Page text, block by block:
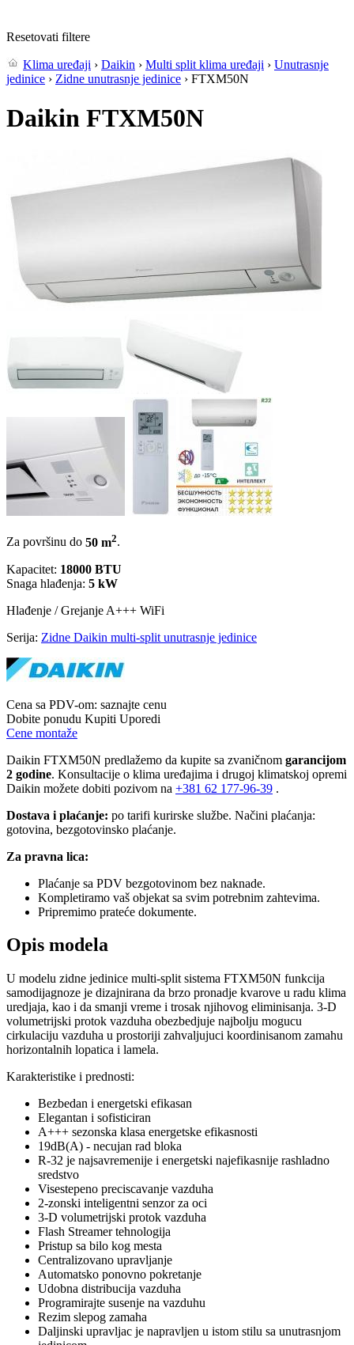
Resetovati filtere
Klima uređaji › Daikin › Multi split klima uređaji › Unutrasnje
jedinice › Zidne unutrasnje jedinice › FTXM50N
Daikin FTXM50N
Za površinu do 50 m2.
Kapacitet: 18000 BTU
Snaga hlađenja: 5 kW
Hlađenje / Grejanje A+++ WiFi
Serija: Zidne Daikin multi-split unutrasnje jedinice
Cena sa PDV-om: saznajte cenu
Dobite ponudu Kupiti Uporedi
Cene montaže
Daikin FTXM50N predlažemo da kupite sa zvaničnom garancijom
2 godine. Konsultacije o klima uređajima i drugoj klimatskoj opremi
Daikin možete dobiti pozivom na +381 62 177-96-39 .
Dostava i plaćanje: po tarifi kurirske službe. Načini plaćanja:
gotovina, bezgotovinsko plaćanje.
Za pravna lica:
Plaćanje sa PDV bezgotovinom bez naknade.
Kompletiramo vaš objekat sa svim potrebnim zahtevima.
Pripremimo prateće dokumente.
Opis modela
U modelu zidne jedinice multi-split sistema FTXM50N funkcija
samodijagnoze je dizajnirana da brzo pronadje kvarove u radu klima
uredjaja, kao i da smanji vreme i trosak njihovog eliminisanja. 3-D
volumetrijski protok vazduha obezbedjuje najbolju mogucu
cirkulaciju vazduha u prostoriji zahvaljujuci koordinisanom zamahu
horizontalnih lopatica i lamela.
Karakteristike i prednosti:
Bezbedan i energetski efikasan
Elegantan i sofisticiran
A+++ sezonska klasa energetske efikasnosti
19dB(A) - necujan rad bloka
R-32 je najsavremenije i energetski najefikasnije rashladno
sredstvo
Visestepeno preciscavanje vazduha
2-zonski inteligentni senzor za oci
3-D volumetrijski protok vazduha
Flash Streamer tehnologija
Pristup sa bilo kog mesta
Centralizovano upravljanje
Automatsko ponovno pokretanje
Udobna distribucija vazduha
Programirajte susenje na vazduhu
Rezim slepog zamaha
Daljinski upravljac je napravljen u istom stilu sa unutrasnjom